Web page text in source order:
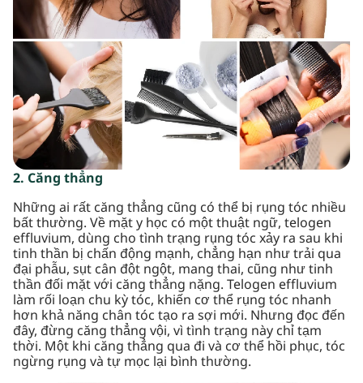
2. Căng thẳng
Những ai rất căng thẳng cũng có thể bị rụng tóc nhiều
bất thường. Về mặt y học có một thuật ngữ, telogen
effluvium, dùng cho tình trạng rụng tóc xảy ra sau khi
tinh thần bị chấn động mạnh, chẳng hạn như trải qua
đại phẫu, sụt cân đột ngột, mang thai, cũng như tinh
thần đối mặt với căng thẳng nặng. Telogen effluvium
làm rối loạn chu kỳ tóc, khiến cơ thể rụng tóc nhanh
hơn khả năng chân tóc tạo ra sợi mới. Nhưng đọc đến
đây, đừng căng thẳng vội, vì tình trạng này chỉ tạm
thời. Một khi căng thẳng qua đi và cơ thể hồi phục, tóc
ngừng rụng và tự mọc lại bình thường.